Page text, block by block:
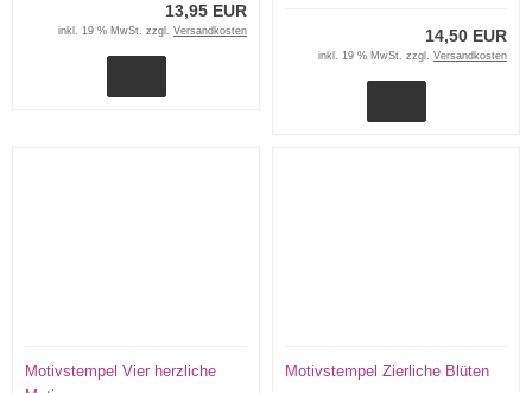
13,95 EUR
inkl. 19 % MwSt. zzgl. Versandkosten 14,50 EUR
inkl. 19 % MwSt. zzgl. Versandkosten
Motivstempel Vier herzliche
Motivstempel Zierliche Blüten